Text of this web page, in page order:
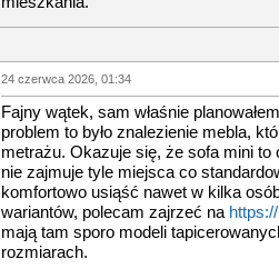
24 czerwca 2026, 01:34
Fajny wątek, sam właśnie
problem to było znalezienie mebla,
metrażu. Okazuje się, że sofa mini to
nie zajmuje tyle miejsca co
komfortowo usiąść nawet w kilka
wariantów, polecam zajrzeć na
mają tam sporo modeli
rozmiarach.